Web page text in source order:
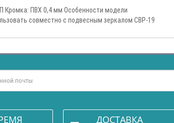
Кромка: ПВХ 0,4 мм Особенности модели
совместно с подвесным зеркалом СВР-19
ДОСТАВКА